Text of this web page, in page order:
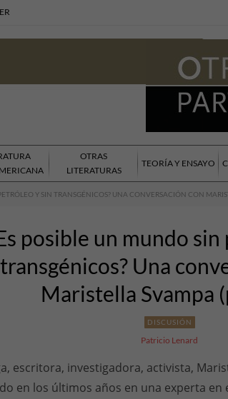
OTRAS
LITERATURAS
TEORÍA Y ENSAYO
Y SIN TRANSGÉNICOS? UNA CONVERSACIÓN CON
posible un mundo
transgénicos? Una
Maristella Svampa
DISCUSIÓN
Patricio Lenard
escritora, investigadora, activista,
en los últimos años en una experta en